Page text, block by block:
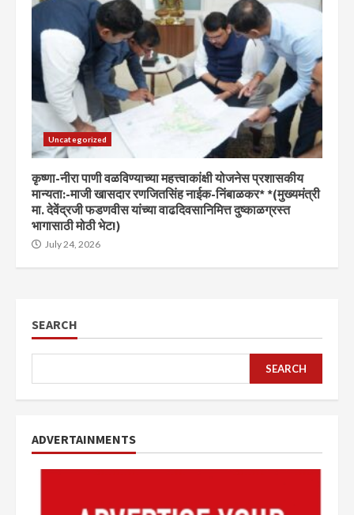
Uncategorized
कृष्णा-नीरा पाणी वळविण्याच्या महत्त्वाकांक्षी योजनेस प्रशासकीय
मान्यता:-माजी खासदार रणजितसिंह नाईक-निंबाळकर* *(मुख्यमंत्री
मा. देवेंद्रजी फडणवीस यांच्या वाढदिवसानिमित्त दुष्काळग्रस्त
भागासाठी मोठी भेट!)
July 24, 2026
SEARCH
SEARCH
ADVERTAINMENTS